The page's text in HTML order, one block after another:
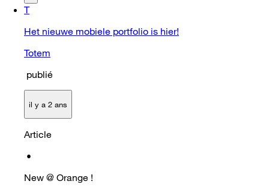
T
Het nieuwe mobiele portfolio is hier!
Totem
publié
il y a 2 ans
Article
•
New @ Orange !